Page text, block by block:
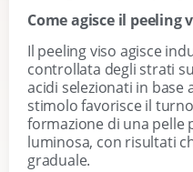
Come agisce il peeling
Il peeling viso agisce
controllata degli strati
acidi selezionati in base
stimolo favorisce il
formazione di una pelle
luminosa, con risultati
graduale.